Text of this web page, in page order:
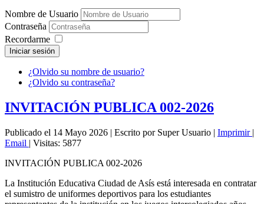
Nombre de Usuario
Contraseña
Recordarme
Iniciar sesión
¿Olvido su nombre de usuario?
¿Olvido su contraseña?
INVITACIÓN PUBLICA 002-2026
Publicado el 14 Mayo 2026 | Escrito por Super Usuario | Imprimir |
Email | Visitas: 5877
INVITACIÓN PUBLICA 002-2026
La Institución Educativa Ciudad de Asís está interesada en contratar
el sumistro de uniformes deportivos para los estudiantes